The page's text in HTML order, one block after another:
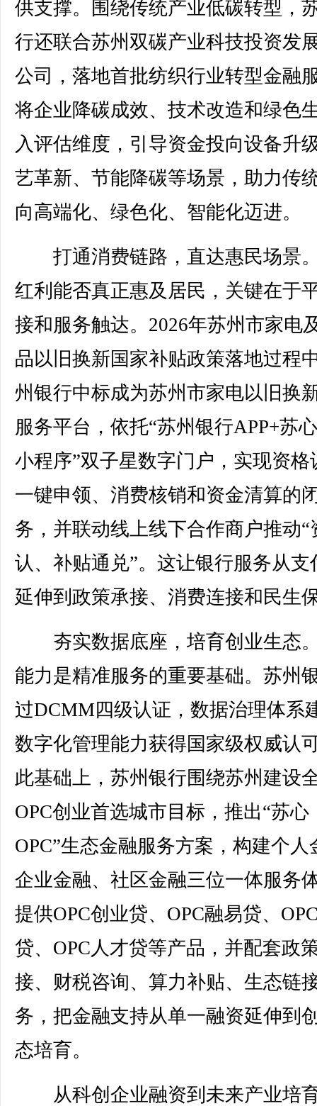
供支撑。围绕传统产业低碳转型，
行还联合苏州双碳产业科技投资发
公司，落地首批纺织行业转型金融
将企业降碳成效、技术改造和绿色
入评估维度，引导资金投向设备升
艺革新、节能降碳等场景，助力传
向高端化、绿色化、智能化迈进。
打通消费链路，直达惠民场景
红利能否真正惠及居民，关键在于
接和服务触达。2026年苏州市家电
品以旧换新国家补贴政策落地过程
州银行中标成为苏州市家电以旧换
服务平台，依托“苏州银行APP+苏
小程序”双子星数字门户，实现资格
一键申领、消费核销和资金清算的
务，并联动线上线下合作商户推动“
认、补贴通兑”。这让银行服务从支
延伸到政策承接、消费连接和民生
夯实数据底座，培育创业生态
能力是精准服务的重要基础。苏州
过DCMM四级认证，数据治理体系
数字化管理能力获得国家级权威认
此基础上，苏州银行围绕苏州建设
OPC创业首选城市目标，推出“苏心
OPC”生态金融服务方案，构建个人
企业金融、社区金融三位一体服务
提供OPC创业贷、OPC融易贷、
贷、OPC人才贷等产品，并配套政
接、财税咨询、算力补贴、生态链
务，把金融支持从单一融资延伸到
态培育。
从科创企业融资到未来产业培